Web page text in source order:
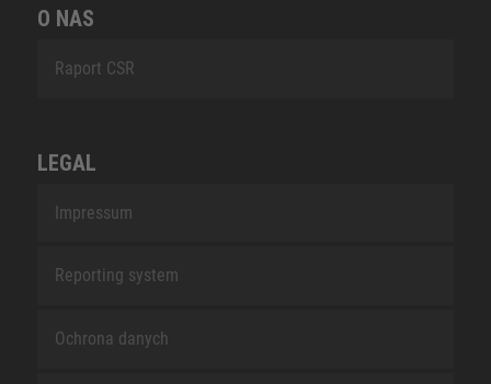
O NAS
Raport CSR
LEGAL
Impressum
Reporting system
Ochrona danych